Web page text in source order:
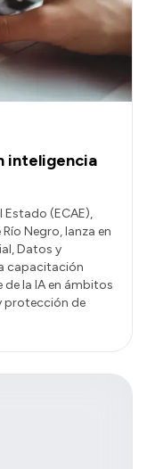
inteligencia
Estado (ECAE),
Negro, lanza en
Datos y
capacitación
la IA en ámbitos
protección de